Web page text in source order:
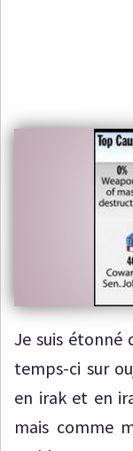
Je suis étonné
temps-ci sur
en irak et en
mais comme